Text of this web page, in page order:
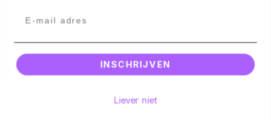
BEOORDELINGEN
Betaalmethodes
INSCHRIJVEN
Liever niet